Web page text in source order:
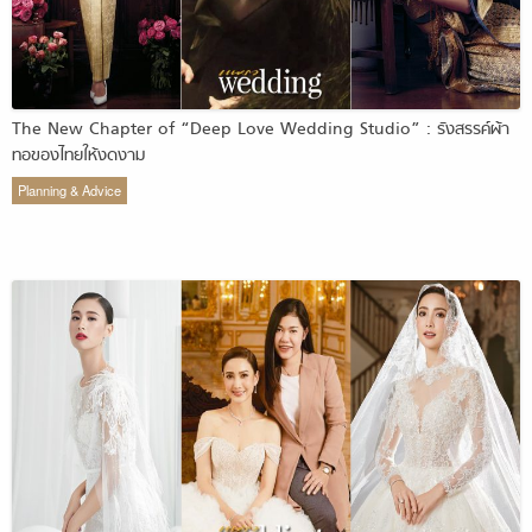
The New Chapter of “Deep Love Wedding Studio” : รังสรรค์ผ้า
ทอของไทยให้งดงาม
Planning & Advice